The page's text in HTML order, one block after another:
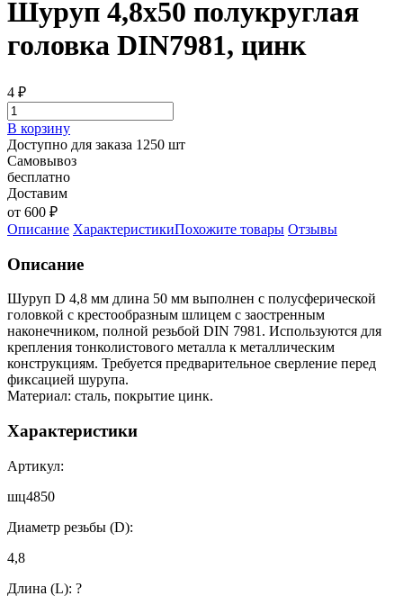
Шуруп 4,8х50 полукруглая
головка DIN7981, цинк
4 ₽
В корзину
Доступно для заказа 1250 шт
Самовывоз
бесплатно
Доставим
от 600 ₽
Описание ХарактеристикиПохожите товары Отзывы
Описание
Шуруп D 4,8 мм длина 50 мм выполнен с полусферической
головкой с крестообразным шлицем с заостренным
наконечником, полной резьбой DIN 7981. Используются для
крепления тонколистового металла к металлическим
конструкциям. Требуется предварительное сверление перед
фиксацией шурупа.
Материал: сталь, покрытие цинк.
Характеристики
Артикул:
шц4850
Диаметр резьбы (D):
4,8
Длина (L): ?